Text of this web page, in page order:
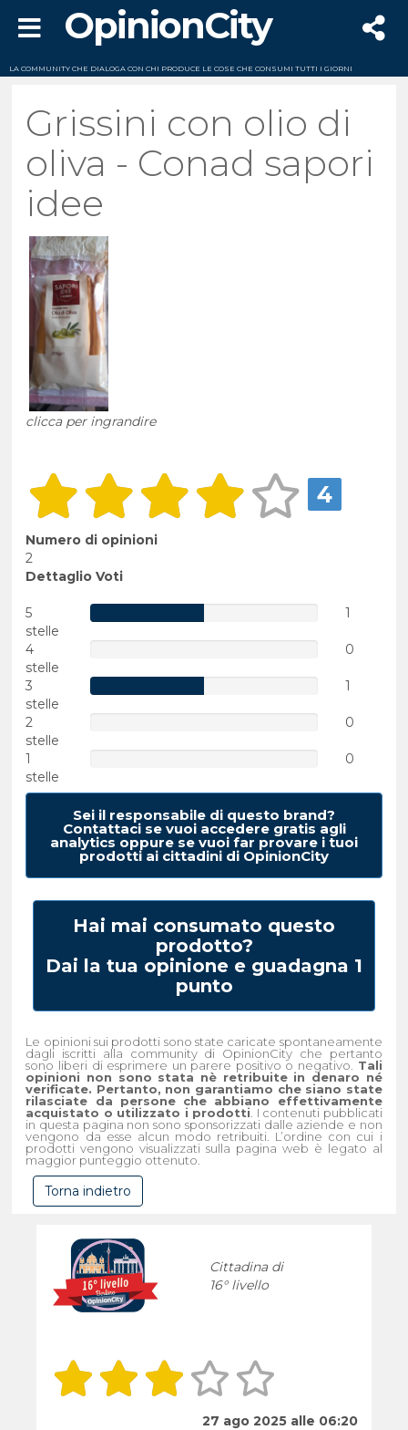
OpinionCity
LA COMMUNITY CHE DIALOGA CON CHI PRODUCE LE COSE CHE CONSUMI TUTTI I GIORNI
Grissini con olio di
oliva - Conad sapori
idee
clicca per ingrandire
4
Numero di opinioni
2
Dettaglio Voti
5
stelle
1
4
stelle
0
3
stelle
1
2
stelle
0
1
stelle
0
Sei il responsabile di questo brand?
Contattaci se vuoi accedere gratis agli
analytics oppure se vuoi far provare i tuoi
prodotti ai cittadini di OpinionCity
Hai mai consumato questo
prodotto?
Dai la tua opinione e guadagna 1
punto
Le opinioni sui prodotti sono state caricate spontaneamente
dagli iscritti alla community di OpinionCity che pertanto
sono liberi di esprimere un parere positivo o negativo. Tali
opinioni non sono stata nè retribuite in denaro né
verificate. Pertanto, non garantiamo che siano state
rilasciate da persone che abbiano effettivamente
acquistato o utilizzato i prodotti . I contenuti pubblicati
in questa pagina non sono sponsorizzati dalle aziende e non
vengono da esse alcun modo retribuiti. L’ordine con cui i
prodotti vengono visualizzati sulla pagina web è legato al
maggior punteggio ottenuto.
Torna indietro
Cittadina di
16° livello
27 ago 2025 alle 06:20